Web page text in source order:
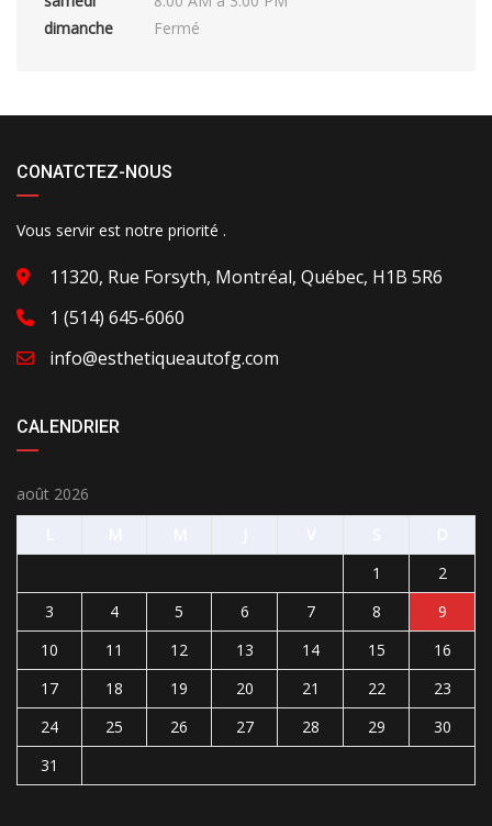
dimanche
Fermé
CONATCTEZ-NOUS
Vous servir est notre priorité .
11320, Rue Forsyth, Montréal, Québec, H1B 5R6
1 (514) 645-6060
info@esthetiqueautofg.com
CALENDRIER
août 2026
1
2
3
4 5 6 7 8
9
10
11 12 13 14 15
16
17
18 19 20 21 22
23
24
25 26 27 28 29
30
31